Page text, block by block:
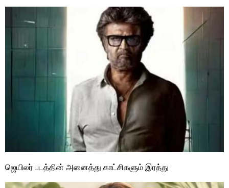
ஜெயிலர் படத்தின் அனைத்து காட்சிகளும் இரத்து